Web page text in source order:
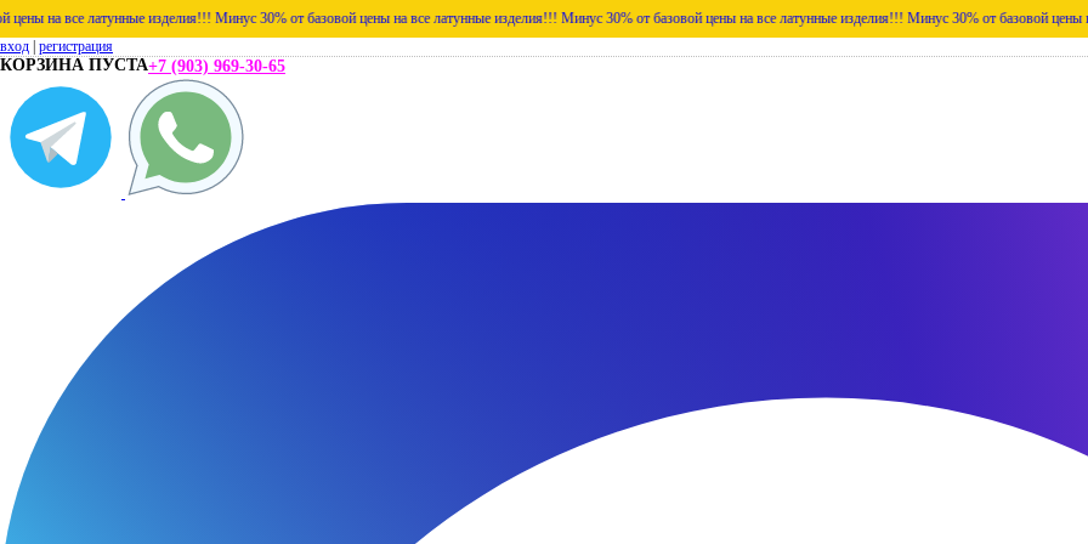
латунные изделия!!! Минус 30% от базовой цены на все латунные изделия!!! Минус 30% от базовой цены на все латунные изделия!!! Минус 30% от базовой цены на все
вход регистрация
КОРЗИНА ПУСТА+7 (903) 969-30-65